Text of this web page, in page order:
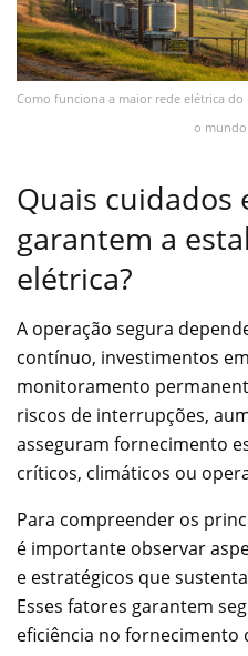
Como funciona a maior rede elétrica
o
Quais cuidados
garantem a
elétrica?
A operação segura
contínuo, investimentos
monitoramento
riscos de interrupções,
asseguram fornecimento
críticos, climáticos ou
Para compreender os
é importante observar
e estratégicos que
Esses fatores garantem
eficiência no fornecimento